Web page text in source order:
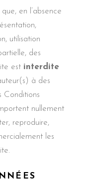
en l’absence
utilisation
des
est interdite
à des
Conditions
nullement
reproduire,
les